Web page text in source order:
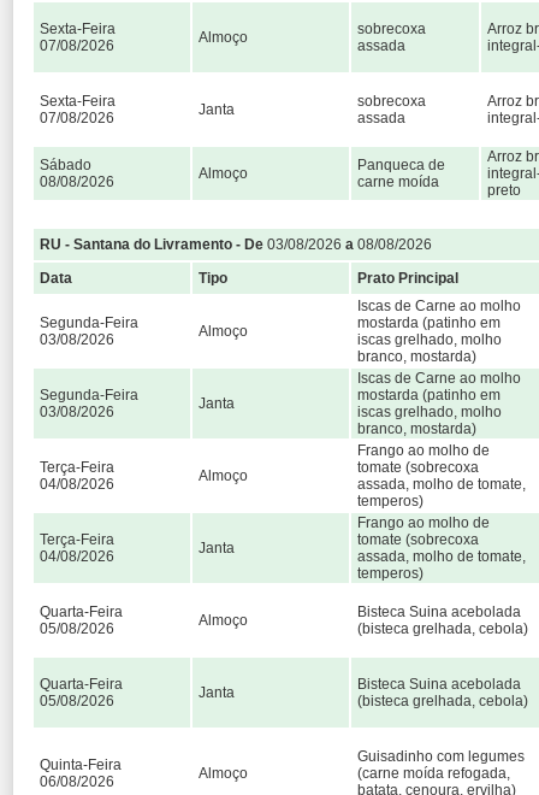
Sexta-Feira
07/08/2026
Almoço
sobrecoxa
assada
Arroz
Sexta-Feira
07/08/2026
Janta
sobrecoxa
assada
Arroz
Sábado
08/08/2026
Almoço
Panqueca de
carne moída
Arroz
preto
RU - Santana do Livramento - De 03/08/2026 a 08/08/2026
Data
Tipo Prato Principal
Segunda-Feira
03/08/2026
Almoço
Iscas de Carne ao molho
mostarda (patinho em
iscas grelhado, molho
branco, mostarda)
Segunda-Feira
03/08/2026
Janta
Iscas de Carne ao molho
mostarda (patinho em
iscas grelhado, molho
branco, mostarda)
Terça-Feira
04/08/2026
Almoço
Frango ao molho de
tomate (sobrecoxa
assada, molho de tomate,
temperos)
Terça-Feira
04/08/2026
Janta
Frango ao molho de
tomate (sobrecoxa
assada, molho de tomate,
temperos)
Quarta-Feira
05/08/2026
Almoço
Bisteca Suina acebolada
(bisteca grelhada, cebola)
Quarta-Feira
05/08/2026
Janta
Bisteca Suina acebolada
(bisteca grelhada, cebola)
Quinta-Feira
06/08/2026
Almoço
Guisadinho com legumes
(carne moída refogada,
batata, cenoura, ervilha)